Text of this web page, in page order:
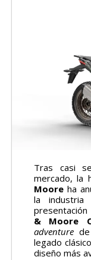
Tras casi
mercado, la
Moore ha
la industria
& Moore
adventure
legado
diseño más